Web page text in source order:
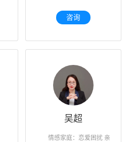
咨询
吴超
情感家庭：恋爱困扰 亲